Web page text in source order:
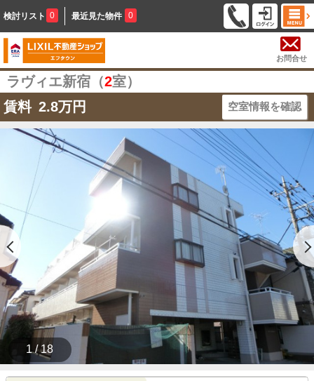
検討リスト 0 最近見た物件 0
お問合せ
ラヴィエ新宿（2室）
賃料 2.8万円 空室情報を確認
1 / 18